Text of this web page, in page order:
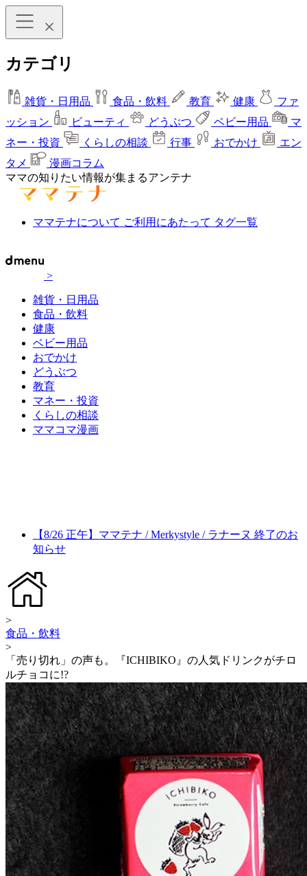
カテゴリ
雑貨・日用品 食品・飲料 教育 健康
ファ
ッション
ビューティ どうぶつ ベビー用品
マ
ネー・投資
くらしの相談 行事 おでかけ
エン
タメ
漫画コラム
ママの知りたい情報が集まるアンテナ
ママテナについて ご利用にあたって タグ一覧
>
雑貨・日用品
食品・飲料
健康
ベビー用品
おでかけ
どうぶつ
教育
マネー・投資
くらしの相談
ママコマ漫画
【8/26 正午】ママテナ / Merkystyle / ラナーヌ 終了のお
知らせ
>
食品・飲料
>
「売り切れ」の声も。『ICHIBIKO』の人気ドリンクがチロ
ルチョコに!?